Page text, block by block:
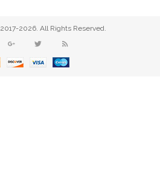
2017-2026. All Rights Reserved.